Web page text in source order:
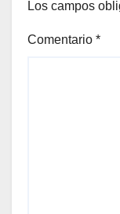
Los campos
Comentario *